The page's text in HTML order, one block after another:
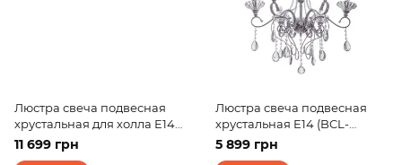
Люстра свеча подвесная
хрустальная для холла E14
40W (BCL-378S/8)
11 699 грн
Люстра свеча подвесная
хрустальная E14 (BCL-
722S/6)
5 899 грн